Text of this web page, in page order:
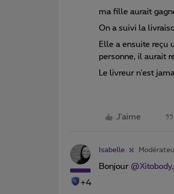
ma fille aurait
On a suivi la
Elle a ensuite reçu
personne, il aurait
Le livreur n'est
J'aime
+4
Isabelle.
Bonjour @Xitobody,